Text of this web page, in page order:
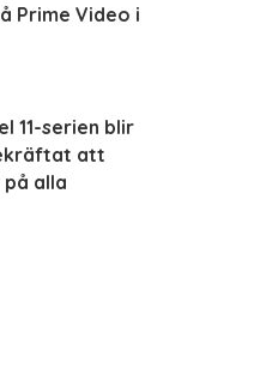
Prime Video i
11-serien blir
att
alla